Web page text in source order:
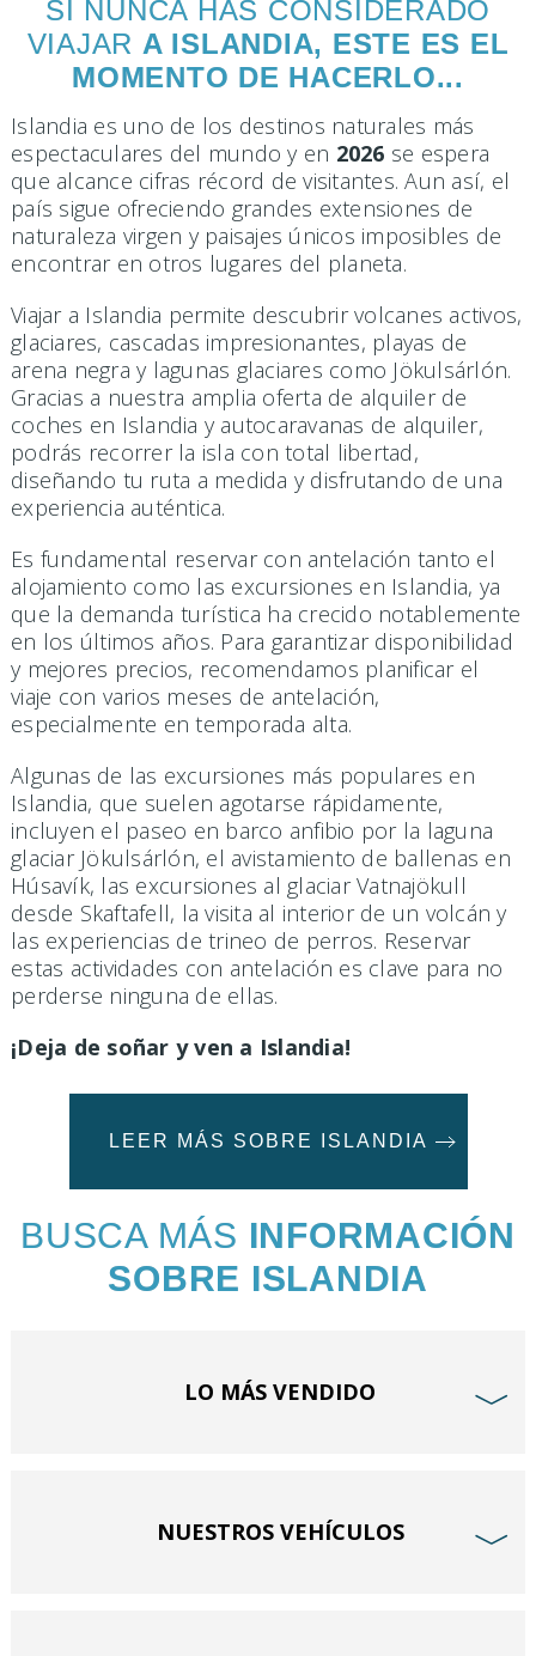
SI NUNCA HAS CONSIDERADO
VIAJAR A ISLANDIA, ESTE ES EL
MOMENTO DE HACERLO...
Islandia es uno de los destinos naturales más
espectaculares del mundo y en 2026 se espera
que alcance cifras récord de visitantes. Aun así, el
país sigue ofreciendo grandes extensiones de
naturaleza virgen y paisajes únicos imposibles de
encontrar en otros lugares del planeta.
Viajar a Islandia permite descubrir volcanes activos,
glaciares, cascadas impresionantes, playas de
arena negra y lagunas glaciares como Jökulsárlón.
Gracias a nuestra amplia oferta de alquiler de
coches en Islandia y autocaravanas de alquiler,
podrás recorrer la isla con total libertad,
diseñando tu ruta a medida y disfrutando de una
experiencia auténtica.
Es fundamental reservar con antelación tanto el
alojamiento como las excursiones en Islandia, ya
que la demanda turística ha crecido notablemente
en los últimos años. Para garantizar disponibilidad
y mejores precios, recomendamos planificar el
viaje con varios meses de antelación,
especialmente en temporada alta.
Algunas de las excursiones más populares en
Islandia, que suelen agotarse rápidamente,
incluyen el paseo en barco anfibio por la laguna
glaciar Jökulsárlón, el avistamiento de ballenas en
Húsavík, las excursiones al glaciar Vatnajökull
desde Skaftafell, la visita al interior de un volcán y
las experiencias de trineo de perros. Reservar
estas actividades con antelación es clave para no
perderse ninguna de ellas.
¡Deja de soñar y ven a Islandia!
LEER MÁS SOBRE ISLANDIA
BUSCA MÁS INFORMACIÓN
SOBRE ISLANDIA
LO MÁS VENDIDO ﹀
NUESTROS VEHÍCULOS ﹀